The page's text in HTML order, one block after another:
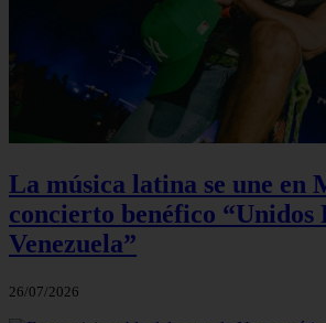
La música latina se une en
concierto benéfico “Unidos
Venezuela”
26/07/2026